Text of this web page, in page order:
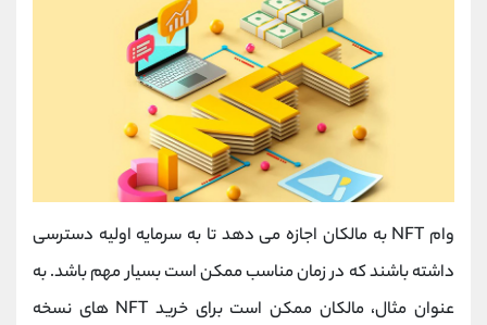
وام NFT به مالکان اجازه می دهد تا به سرمایه اولیه دسترسی
داشته باشند که در زمان مناسب ممکن است بسیار مهم باشد. به
عنوان مثال، مالکان ممکن است برای خرید NFT های نسخه